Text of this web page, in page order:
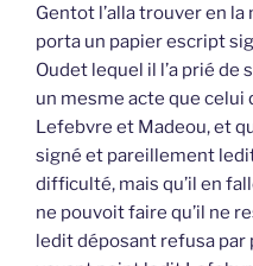
Gentot l’alla trouver en
porta un papier escript
Oudet lequel il l’a prié de
un mesme acte que celui
Lefebvre et Madeou, et
signé et pareillement
difficulté, mais qu’il en
ne pouvoit faire qu’il ne
ledit déposant refusa